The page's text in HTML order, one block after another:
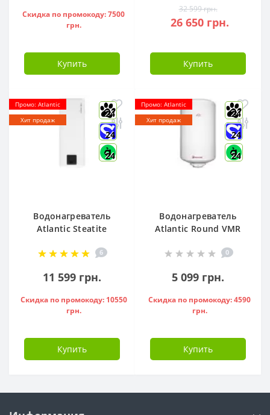
Скидка по промокоду: 7500
грн.
Купить
32 599 грн.
26 650 грн.
Купить
Промо: Atlantic
Хит продаж
24
24
24
Водонагреватель
Atlantic Steatite
1500W, - 841286
6
11 599 грн.
Скидка по промокоду: 10550
грн.
Купить
Промо: Atlantic
Хит продаж
24
24
24
Водонагреватель
Atlantic Round VMR
951136
0
5 099 грн.
Скидка по промокоду: 4590
грн.
Купить